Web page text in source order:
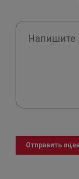
Отправить